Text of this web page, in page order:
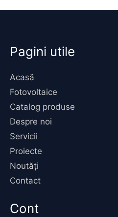
Pagini utile
Acasă
Fotovoltaice
Catalog produse
Despre noi
Servicii
Proiecte
Noutăți
Contact
Cont